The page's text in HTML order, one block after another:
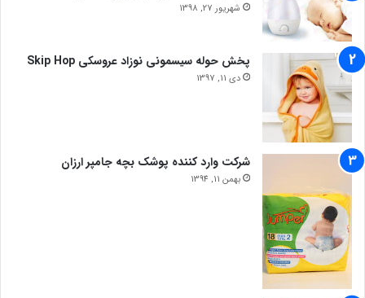
شهریور 27, 1398
پخش حوله سیسمونی نوزاد عروسکی Skip Hop
دی 11, 1397
شرکت وارد کننده پوشک بچه جامپر ارزان
بهمن 11, 1394